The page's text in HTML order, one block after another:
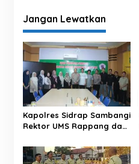
a
s
i
p
o
s
Jangan Lewatkan
Kapolres Sidrap Sambangi
Rektor UMS Rappang dan
Kampus dan Kepolisian